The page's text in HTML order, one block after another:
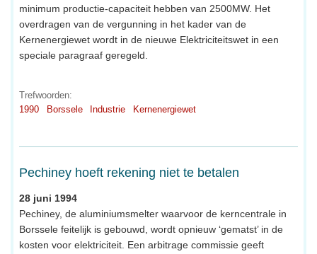
minimum productie-capaciteit hebben van 2500MW. Het
overdragen van de vergunning in het kader van de
Kernenergiewet wordt in de nieuwe Elektriciteitswet in een
speciale paragraaf geregeld.
Trefwoorden:
1990
Borssele Industrie Kernenergiewet
Pechiney hoeft rekening niet te betalen
28 juni 1994
Pechiney, de aluminiumsmelter waarvoor de kerncentrale in
Borssele feitelijk is gebouwd, wordt opnieuw ‘gematst’ in de
kosten voor elektriciteit. Een arbitrage commissie geeft